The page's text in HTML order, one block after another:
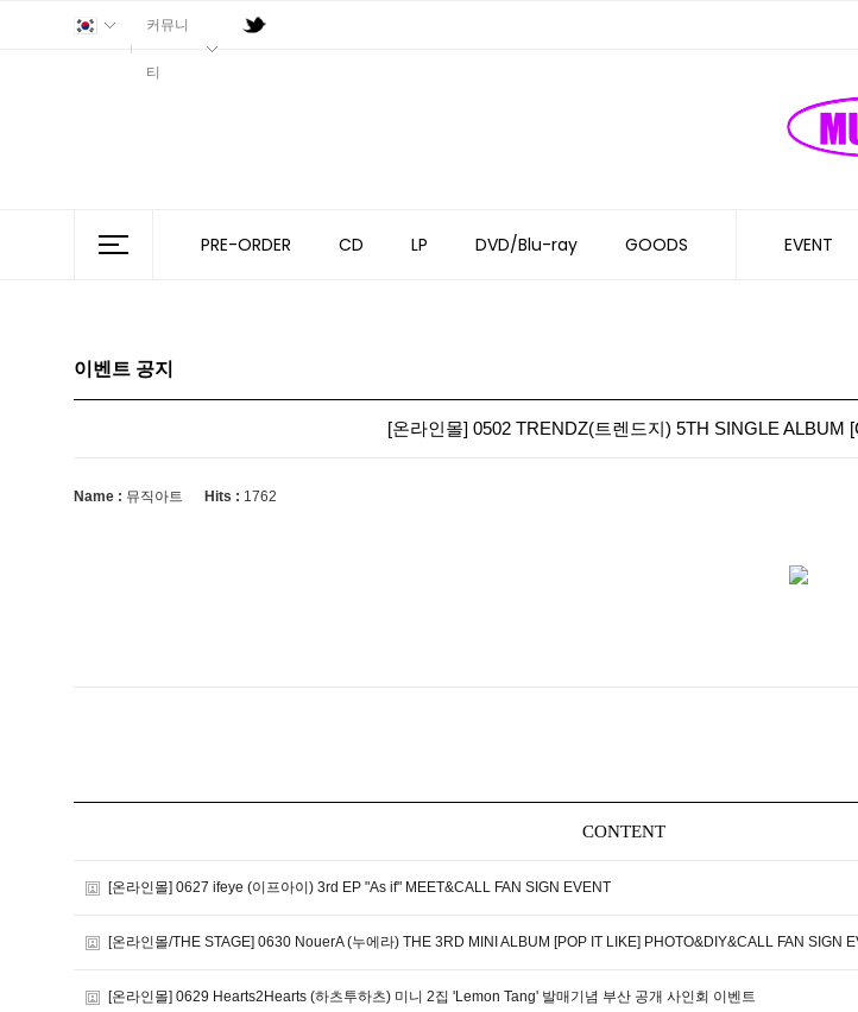
커뮤니
티
PRE-ORDER CD LP DVD/Blu-ray GOODS EVENT
이벤트 공지
[온라인몰] 0502 TRENDZ(트렌드지) 5TH SINGLE ALBUM
Name : 뮤직아트 Hits : 1762
CONTENT
[온라인몰] 0627 ifeye (이프아이) 3rd EP "As if" MEET&CALL FAN SIGN EVENT
[온라인몰/THE STAGE] 0630 NouerA (누에라) THE 3RD MINI ALBUM [POP IT LIKE] PHOTO&DIY&CALL FAN SIGN
[온라인몰] 0629 Hearts2Hearts (하츠투하츠) 미니 2집 'Lemon Tang' 발매기념 부산 공개 사인회 이벤트